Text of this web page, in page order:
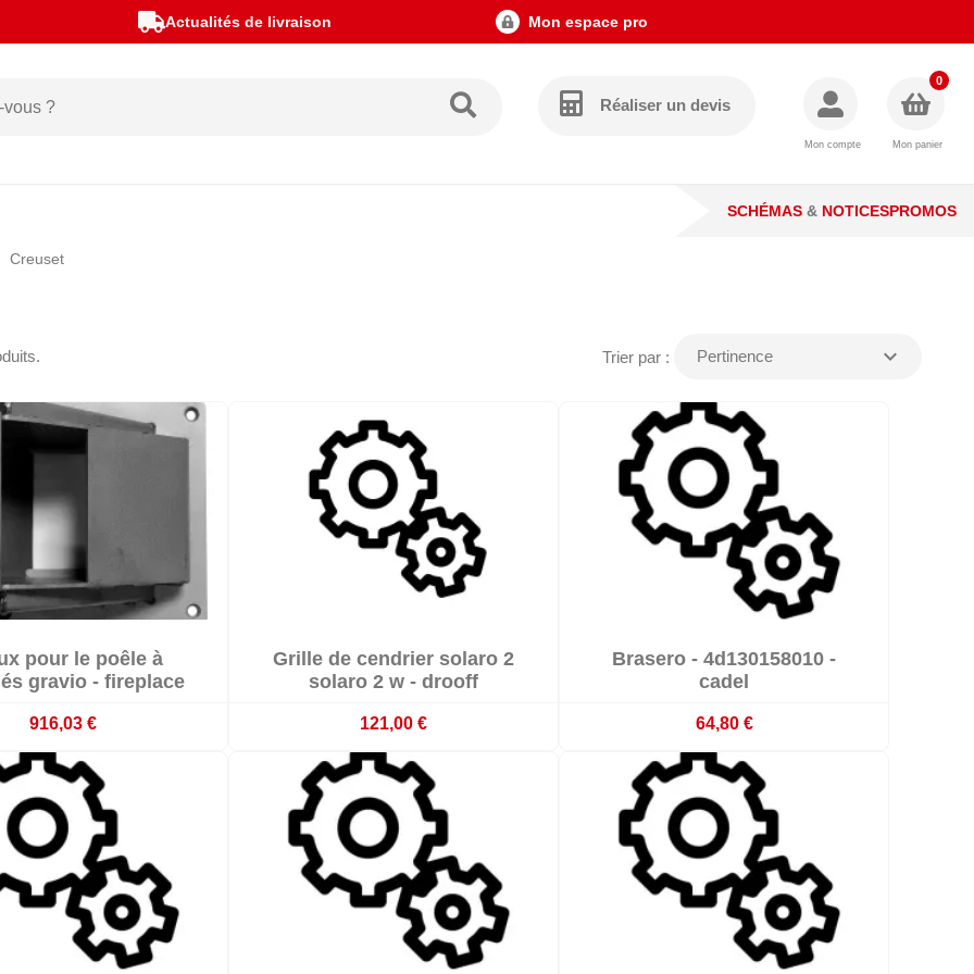
Actualités de livraison Mon espace pro
Réaliser un devis
Mon compte Mon panier
0
SCHÉMAS & NOTICESPROMOS
Creuset
Trier par : Pertinence expand_more
Délai 3-4 semaines
pour le poêle à
gravio - fireplace
916,03 €
Délai 3-4 semaines
Grille de cendrier solaro 2
solaro 2 w - drooff
121,00 €
Sur commande : délai 3 à 4 semaines
Brasero - 4d130158010 -
cadel
64,80 €